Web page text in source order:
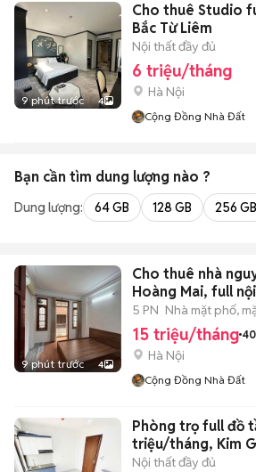
9 phút trước 4
Cho thuê Studio
Bắc Từ Liêm
Nội thất đầy đủ
6 triệu/tháng
Hà Nội
Cộng Đồng Nhà Đất
Bạn cần tìm dung lượng nào ?
Dung lượng: 64 GB 128 GB 256 GB
9 phút trước 4
Cho thuê nhà
Hoàng Mai, full
5 PN Nhà mặt phố,
15 triệu/tháng
Hà Nội
Cộng Đồng Nhà Đất
Phòng trọ full đồ
triệu/tháng, Kim
Nội thất đầy đủ